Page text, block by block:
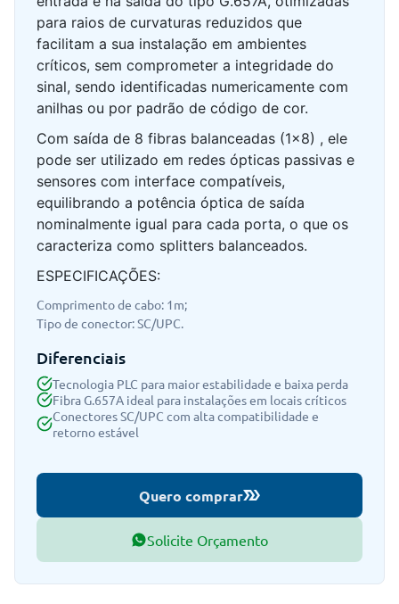
para raios de curvaturas reduzidos que
facilitam a sua instalação em ambientes
críticos, sem comprometer a integridade do
sinal, sendo identificadas numericamente com
anilhas ou por padrão de código de cor.
Com saída de 8 fibras balanceadas (1×8) , ele
pode ser utilizado em redes ópticas passivas e
sensores com interface compatíveis,
equilibrando a potência óptica de saída
nominalmente igual para cada porta, o que os
caracteriza como splitters balanceados.
ESPECIFICAÇÕES:
Comprimento de cabo: 1m;
Tipo de conector: SC/UPC.
Diferenciais
Tecnologia PLC para maior estabilidade e baixa perda
Fibra G.657A ideal para instalações em locais críticos
Conectores SC/UPC com alta compatibilidade e
retorno estável
Quero comprar
Solicite Orçamento